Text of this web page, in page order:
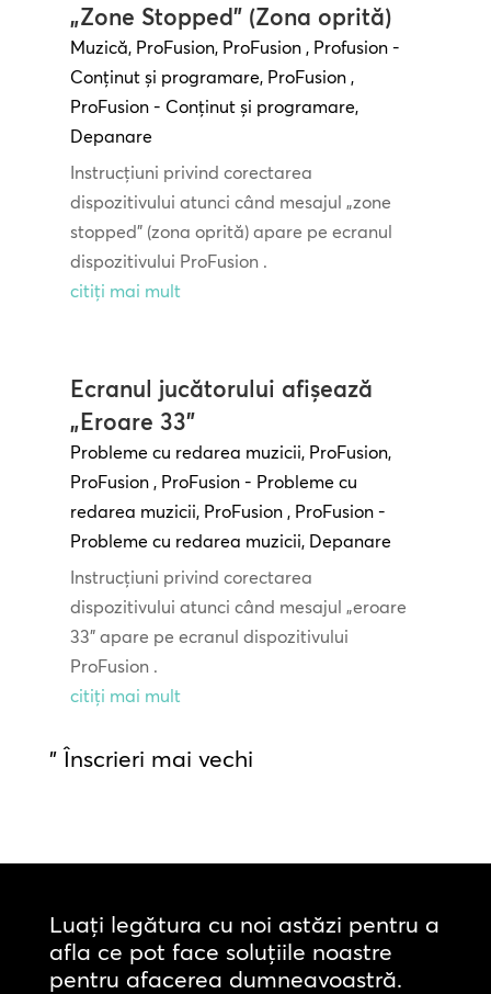
„Zone Stopped” (Zona oprită)
Muzică, ProFusion, ProFusion , Profusion -
Conținut și programare, ProFusion ,
ProFusion - Conținut și programare,
Depanare
Instrucțiuni privind corectarea
dispozitivului atunci când mesajul „zone
stopped” (zona oprită) apare pe ecranul
dispozitivului ProFusion .
citiți mai mult
Ecranul jucătorului afișează
„Eroare 33”
Probleme cu redarea muzicii, ProFusion,
ProFusion , ProFusion - Probleme cu
redarea muzicii, ProFusion , ProFusion -
Probleme cu redarea muzicii, Depanare
Instrucțiuni privind corectarea
dispozitivului atunci când mesajul „eroare
33” apare pe ecranul dispozitivului
ProFusion .
citiți mai mult
" Înscrieri mai vechi
Luați legătura cu noi astăzi pentru a
afla ce pot face soluțiile noastre
pentru afacerea dumneavoastră.